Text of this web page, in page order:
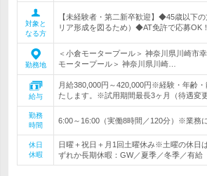
対象と
なる方
【未経験者・第二新卒歓迎】◆45歳以下
リア形成を図るため）◆AT免許で応募OK！
勤務地
＜小倉モータープール＞ 神奈川県川崎市
モータープール＞ 神奈川県川崎…
給与
月給380,000円～420,000円※経験・年齢
たします。※試用期間最長3ヶ月（待遇変
勤務
時間
6:00～16:00（実働8時間／120分）※業務
休日
休暇
日曜＋祝日＋月1回土曜休み※土曜の休日
ずれか長期休暇：GW／夏季／冬季／有給